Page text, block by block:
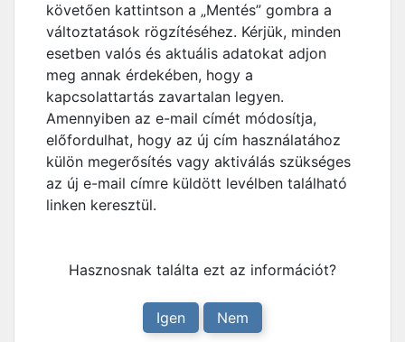
követően kattintson a „Mentés” gombra a
változtatások rögzítéséhez. Kérjük, minden
esetben valós és aktuális adatokat adjon
meg annak érdekében, hogy a
kapcsolattartás zavartalan legyen.
Amennyiben az e-mail címét módosítja,
előfordulhat, hogy az új cím használatához
külön megerősítés vagy aktiválás szükséges
az új e-mail címre küldött levélben található
linken keresztül.
Hasznosnak találta ezt az információt?
Igen Nem